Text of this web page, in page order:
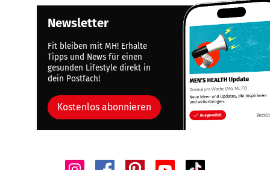
Newsletter
Fit bleiben mit MH! Erhalte
Tipps und News für einen
gesunden Lifestyle direkt in
dein Postfach!
Kostenlos abonnieren